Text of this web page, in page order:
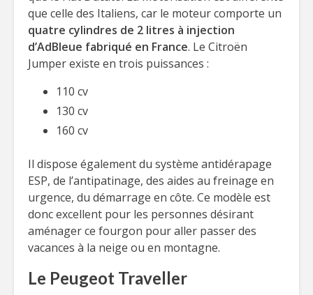
que celle des Italiens, car le moteur comporte un
quatre cylindres de 2 litres à injection
d’AdBleue fabriqué en France. Le Citroën
Jumper existe en trois puissances :
110 cv
130 cv
160 cv
Il dispose également du système antidérapage
ESP, de l’antipatinage, des aides au freinage en
urgence, du démarrage en côte. Ce modèle est
donc excellent pour les personnes désirant
aménager ce fourgon pour aller passer des
vacances à la neige ou en montagne.
Le Peugeot Traveller